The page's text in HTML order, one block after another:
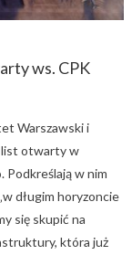
ws. CPK
Warszawski i
list otwarty w
w nim
długim horyzoncie
się skupić na
która już